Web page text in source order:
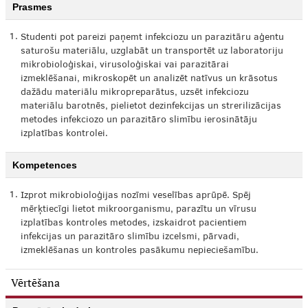
Prasmes
1. Studenti pot pareizi paņemt infekciozu un parazitāru aģentu
saturošu materiālu, uzglabāt un transportēt uz laboratoriju
mikrobioloģiskai, virusoloģiskai vai parazitārai
izmeklēšanai, mikroskopēt un analizēt natīvus un krāsotus
dažādu materiālu mikropreparātus, uzsēt infekciozu
materiālu barotnēs, pielietot dezinfekcijas un strerilizācijas
metodes infekciozo un parazitāro slimību ierosinātāju
izplatības kontrolei.
Kompetences
1. Izprot mikrobioloģijas nozīmi veselības aprūpē. Spēj
mērķtiecīgi lietot mikroorganismu, parazītu un vīrusu
izplatības kontroles metodes, izskaidrot pacientiem
infekcijas un parazitāro slimību izcelsmi, pārvadi,
izmeklēšanas un kontroles pasākumu nepieciešamību.
Vērtēšana